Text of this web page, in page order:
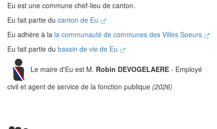
Eu est une commune chef-lieu de canton.
Eu fait partie du canton de Eu
Eu adhère à la la communauté de communes des Villes Soeurs
Eu fait partie du bassin de vie de Eu
Le maire d'Eu est M. Robin DEVOGELAERE - Employé
civil et agent de service de la fonction publique (2026)